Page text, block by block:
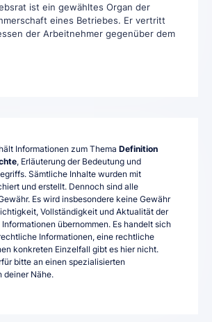
ist ein gewähltes Organ der
eines Betriebes. Er vertritt
der Arbeitnehmer gegenüber dem
Informationen zum Thema Definition
, Erläuterung der Bedeutung und
Sämtliche Inhalte wurden mit
und erstellt. Dennoch sind alle
Es wird insbesondere keine Gewähr
Vollständigkeit und Aktualität der
übernommen. Es handelt sich
Informationen, eine rechtliche
konkreten Einzelfall gibt es hier nicht.
bitte an einen spezialisierten
deiner Nähe.